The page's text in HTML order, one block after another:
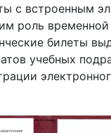
с встроенным
роль временной
билеты
учебных